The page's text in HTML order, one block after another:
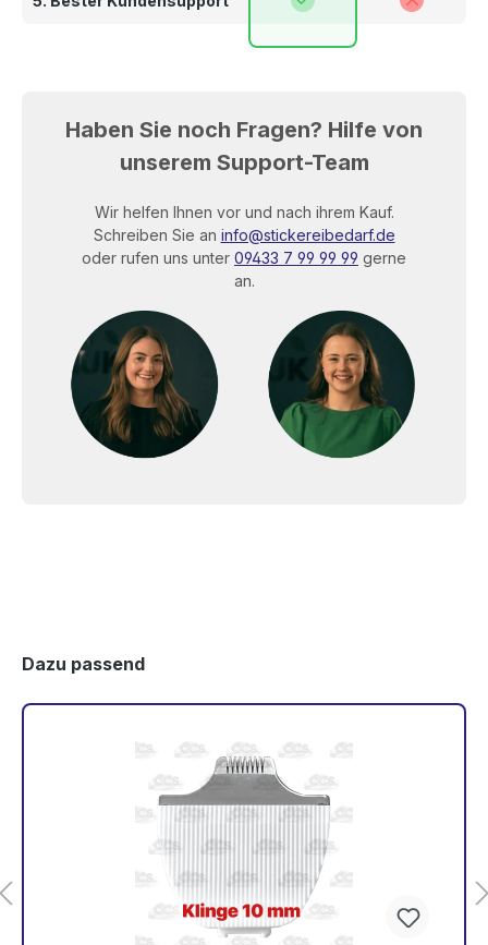
Haben Sie noch Fragen? Hilfe von
unserem Support-Team
Wir helfen Ihnen vor und nach ihrem Kauf.
Schreiben Sie an info@stickereibedarf.de
oder rufen uns unter 09433 7 99 99 99 gerne
an.
Dazu passend